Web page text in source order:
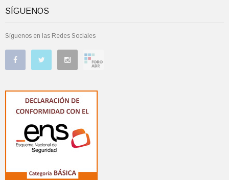
SÍGUENOS
Síguenos en las Redes Sociales